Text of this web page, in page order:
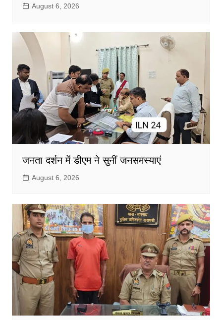
August 6, 2026
जनता दर्शन में डीएम ने सुनीं जनसमस्याएं
August 6, 2026